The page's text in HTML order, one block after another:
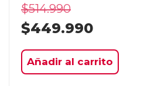
$514.990
$449.990
Añadir al carrito